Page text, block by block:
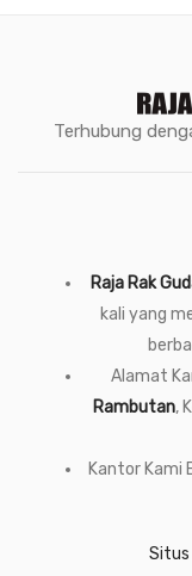
Terhubung
Raja Rak
kali yang
Alamat
Rambutan,
Kantor Kami
Situs